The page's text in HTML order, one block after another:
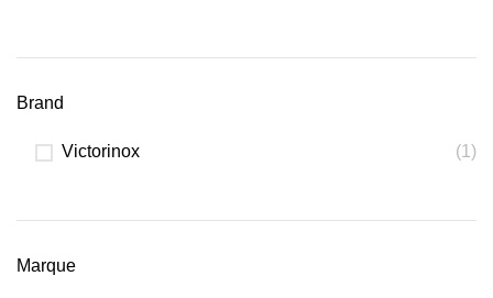
Brand
Victorinox (1)
Marque